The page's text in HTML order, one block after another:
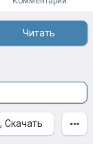
Читать
Скачать